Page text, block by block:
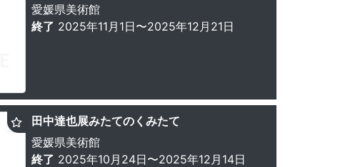
愛媛県美術館
終了 2025年11月1日〜2025年12月21日
田中達也展みたてのくみたて
愛媛県美術館
終了 2025年10月24日〜2025年12月14日